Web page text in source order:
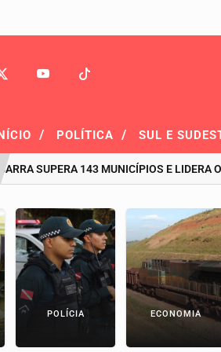
/ POLÍTICA / SUL E
SUPERA 143 MUNICÍPIOS E LIDERA O
POLÍCIA ECONOMIA